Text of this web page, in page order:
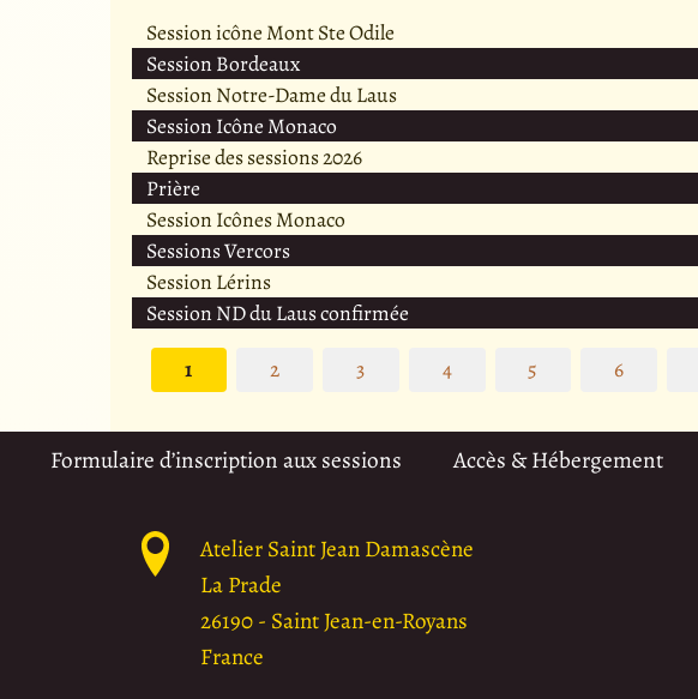
Session icône Mont Ste Odile
Session Bordeaux
Session Notre-Dame du Laus
Session Icône Monaco
Reprise des sessions 2026
Prière
Session Icônes Monaco
Sessions Vercors
Session Lérins
Session ND du Laus confirmée
1
2 3 4 5 6
Formulaire d’inscription aux sessions Accès & Hébergement
Atelier Saint Jean Damascène
La Prade
26190- Saint Jean-en-Royans
France